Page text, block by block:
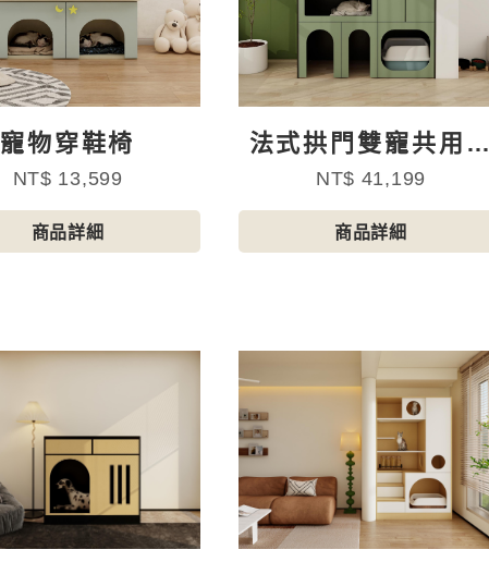
寵物穿鞋椅
NT$ 13,599
商品詳細
法式拱門雙寵共用跳
臺貓砂盆櫃
NT$ 41,199
商品詳細